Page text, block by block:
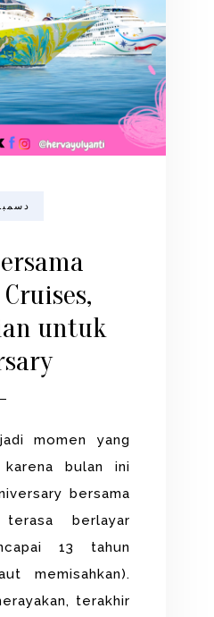
دسمبر 19,
untuk
momen yang
bulan ini
bersama
berlayar
13 tahun
memisahkan).
terakhir